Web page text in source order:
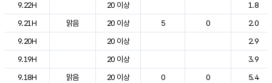
9.22H
20 이상
1.8
9.21H
맑음 20 이상 5 0
2.0
9.20H
20 이상
2.9
9.19H
20 이상
3.9
9.18H
맑음 20 이상 0 0
5.4